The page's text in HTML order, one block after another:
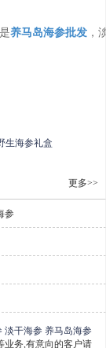
养马岛海参批发，
生海参礼盒
更多>>
参
淡干海参 养马岛海参
业务,有意向的客户请